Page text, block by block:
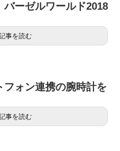
バーゼルワールド2018
事を読む
フォン連携の腕時計を
事を読む